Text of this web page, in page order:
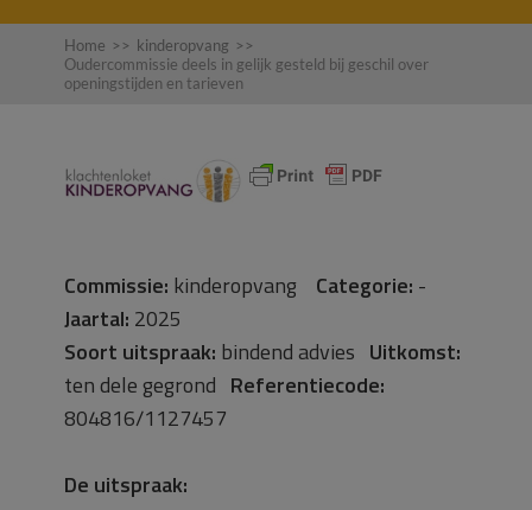
Home >> kinderopvang >>
Oudercommissie deels in gelijk gesteld bij geschil over
openingstijden en tarieven
Commissie: kinderopvang Categorie: -
Jaartal: 2025
Soort uitspraak: bindend advies Uitkomst:
ten dele gegrond Referentiecode:
804816/1127457
De uitspraak: